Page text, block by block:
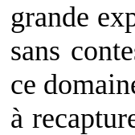
grande
sans
ce
à